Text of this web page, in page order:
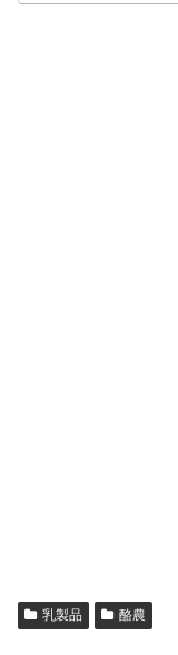
乳製品 酪農